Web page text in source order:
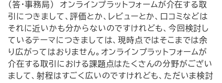
（答・事務局） オンラインプラットフォームが介在する取
引につきまして、評価とか、レビューとか、口コミなどは
それに近いかも分からないのですけれども、今回検討し
ているテーマにつきましては、現時点ではそこまでは余
り広がってはおりません。オンラインプラットフォームが
介在する取引における課題点はたくさんの分野がござい
まして、射程はすごく広いのですけれども、ただいま検討